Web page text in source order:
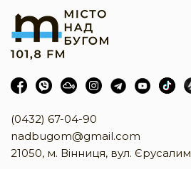
(0432) 67-04-90
nadbugom@gmail.com
21050, м. Вінниця, вул.